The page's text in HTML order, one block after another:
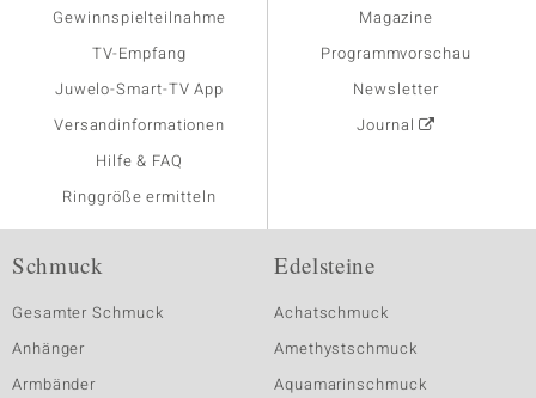
Gewinnspielteilnahme
TV-Empfang
Juwelo-Smart-TV App
Versandinformationen
Hilfe & FAQ
Ringgröße ermitteln
Magazine
Programmvorschau
Newsletter
Journal
Schmuck
Gesamter Schmuck
Anhänger
Armbänder
Edelsteine
Achatschmuck
Amethystschmuck
Aquamarinschmuck